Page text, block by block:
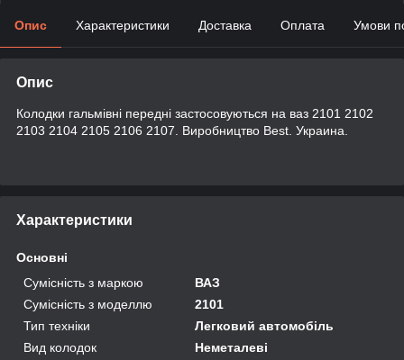
Опис Характеристики Доставка Оплата Умови
Опис
Колодки гальмівні передні застосовуються на ваз 2101 2102
2103 2104 2105 2106 2107. Виробництво Best. Украина.
Характеристики
Основні
Сумісність з маркою
ВАЗ
Сумісність з моделлю
2101
Тип техніки
Легковий автомобіль
Вид колодок
Неметалеві